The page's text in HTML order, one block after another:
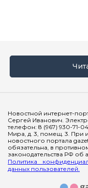
Новостной интернет-
Сергей Иванович.
телефон: 8 (967) 930-71-
Мира, д. 3, помещ. 3. При
новостного портала
обязательна, в
законодательства РФ об
Политика
данных пользователей.